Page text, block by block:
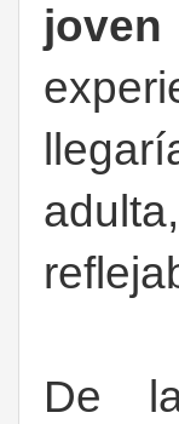
joven
De